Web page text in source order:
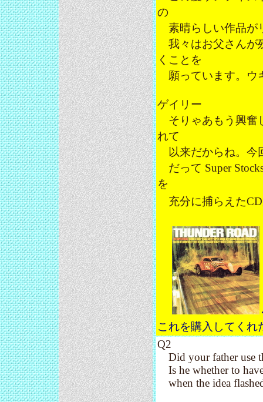
の
素晴らしい作品が
我々はお父さんが
くことを
願っています。ウ
ゲイリー
そりゃあもう興奮
れて
以来だからね。今
だって Super
を
充分に捕らえた
これを購入してくれ
Q2
Did your father use
Is he whether to
when the idea